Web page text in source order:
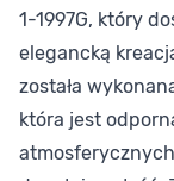
1-1997G, który
elegancką
została
która jest